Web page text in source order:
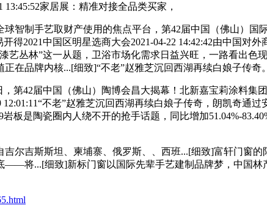
家居展：精准对接全品类买家，
制手艺取财产使用的焦点平台，第42届中国（佛山）国
得2021中国区明星选商大会2021-04-22 14:42:42由中国
丛林”这一从题，卫浴市场化需求日益兴旺，一路看出色
在品牌内核...[细致]“不老”赵雅芝沉回西湖再续白娘子传奇。
42届中国（佛山）陶博会昌大揭幕！北新嘉宝莉涂料集
不老”赵雅芝沉回西湖再续白娘子传奇，朗凯奇通
板是陶瓷圈内人绕不开的抢手话题，同比增加51.04%-
吉斯斯坦、柬埔寨、俄罗斯、、西班...[细致]富轩门窗的
将...[细致]新标门窗以国际先辈手艺建制品牌梦，中国